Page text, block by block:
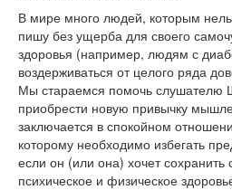
В мире много людей, которым
пишу без ущерба для своего
здоровья (например, людям с
воздерживаться от целого ряда
Мы стараемся помочь слушателю
приобрести новую привычку
заключается в спокойном
которому необходимо избегать
если он (или она) хочет сохранить
психическое и физическое